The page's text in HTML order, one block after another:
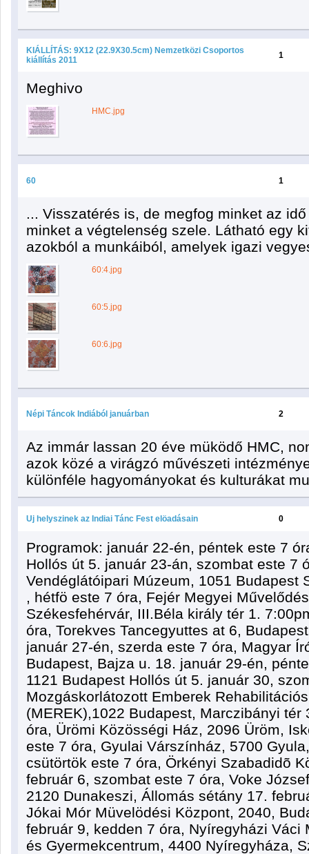
KIÁLLÍTÁS: 9X12 (22.9X30.5cm) Nemzetközi Csoportos
kiállítás 2011
1
Meghivo
HMC.jpg
60 1
... Visszatérés is, de megfog minket az
minket a végtelenség szele. Látható egy
azokból a munkáiból, amelyek igazi
60:4.jpg
60:5.jpg
60:6.jpg
Népi Táncok Indiából januárban 2
Az immár lassan 20 éve müködő HMC,
azok közé a virágzó művészeti
különféle hagyományokat és kulturákat
Uj helyszinek az Indiai Tánc Fest elöadásain 0
Programok: január 22-én, péntek este 7
Hollós út 5. január 23-án, szombat este 7
Vendéglátóipari Múzeum, 1051 Budapest
, hétfö este 7 óra, Fejér Megyei
Székesfehérvár, III.Béla király tér 1.
óra, Torekves Tancegyuttes at 6,
január 27-én, szerda este 7 óra, Magyar
Budapest, Bajza u. 18. január 29-én,
1121 Budapest Hollós út 5. január 30,
Mozgáskorlátozott Emberek
(MEREK),1022 Budapest, Marczibányi
óra, Ürömi Közösségi Ház, 2096 Üröm,
este 7 óra, Gyulai Várszínház, 5700
csütörtök este 7 óra, Örkényi Szabadidõ
február 6, szombat este 7 óra, Voke
2120 Dunakeszi, Állomás sétány 17.
Jókai Mór Müvelödési Központ, 2040,
február 9, kedden 7 óra, Nyíregyházi Váci
és Gyermekcentrum, 4400 Nyíregyháza,